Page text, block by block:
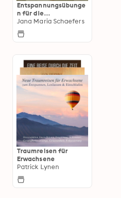
Entspannungsübunge
n für die
Schwangerschaft
Jana Maria Schaefers
Traumreisen für
Erwachsene
Patrick Lynen